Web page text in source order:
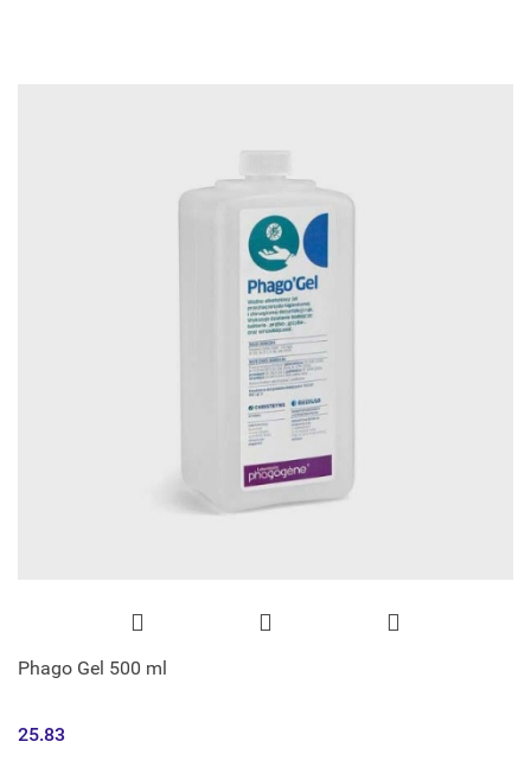
Phago Gel 500 ml
25.83